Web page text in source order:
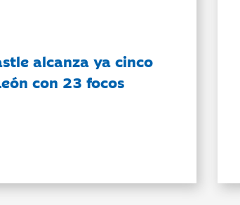
alcanza ya cinco
con 23 focos